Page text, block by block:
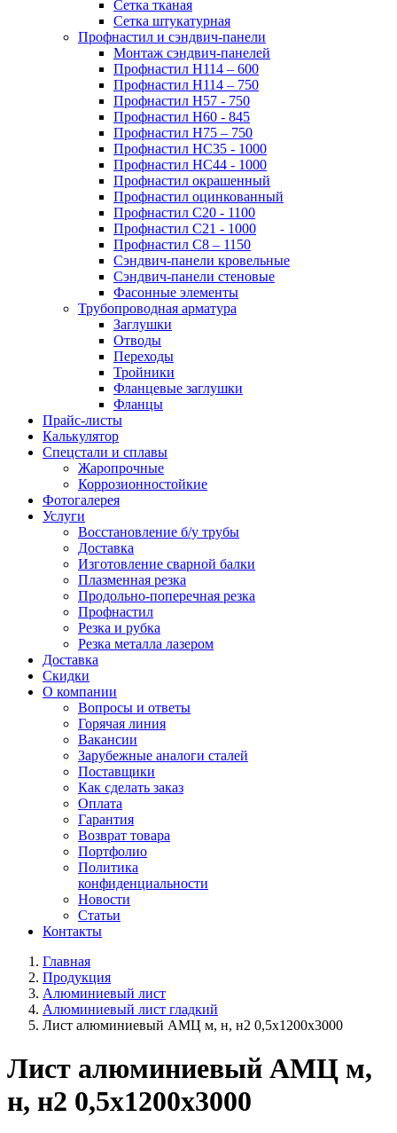
Сетка тканая
Сетка штукатурная
Профнастил и сэндвич-панели
Монтаж сэндвич-панелей
Профнастил Н114 – 600
Профнастил Н114 – 750
Профнастил Н57 - 750
Профнастил Н60 - 845
Профнастил Н75 – 750
Профнастил НС35 - 1000
Профнастил НС44 - 1000
Профнастил окрашенный
Профнастил оцинкованный
Профнастил С20 - 1100
Профнастил С21 - 1000
Профнастил С8 – 1150
Сэндвич-панели кровельные
Сэндвич-панели стеновые
Фасонные элементы
Трубопроводная арматура
Заглушки
Отводы
Переходы
Тройники
Фланцевые заглушки
Фланцы
Прайс-листы
Калькулятор
Спецстали и сплавы
Жаропрочные
Коррозионностойкие
Фотогалерея
Услуги
Восстановление б/у трубы
Доставка
Изготовление сварной балки
Плазменная резка
Продольно-поперечная резка
Профнастил
Резка и рубка
Резка металла лазером
Доставка
Скидки
О компании
Вопросы и ответы
Горячая линия
Вакансии
Зарубежные аналоги сталей
Поставщики
Как сделать заказ
Оплата
Гарантия
Возврат товара
Портфолио
Политика
конфиденциальности
Новости
Статьи
Контакты
Главная
Продукция
Алюминиевый лист
Алюминиевый лист гладкий
Лист алюминиевый АМЦ м, н, н2 0,5х1200х3000
Лист алюминиевый АМЦ м,
н, н2 0,5х1200х3000